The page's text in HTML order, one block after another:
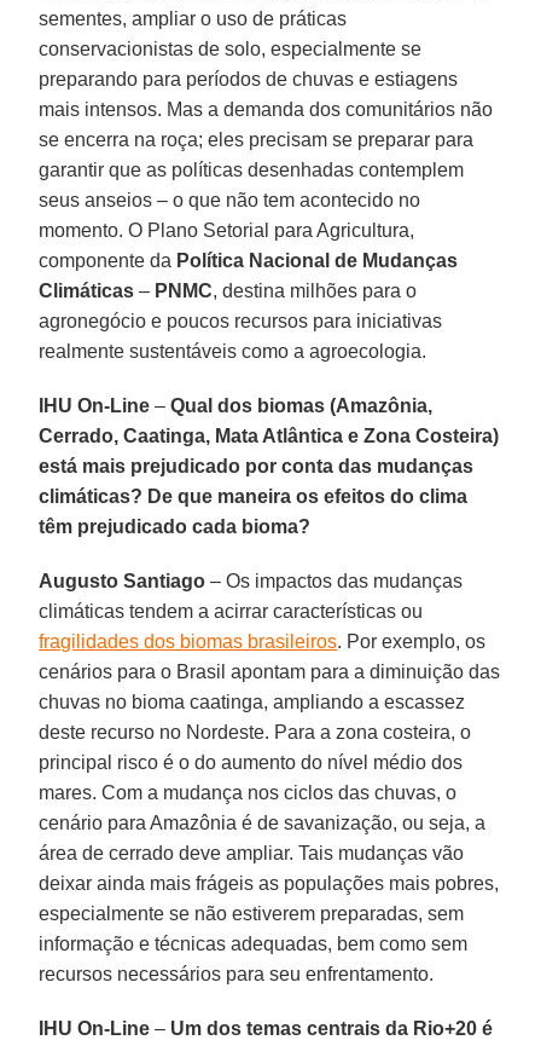
sementes, ampliar o uso de práticas
conservacionistas de solo, especialmente se
preparando para períodos de chuvas e estiagens
mais intensos. Mas a demanda dos comunitários não
se encerra na roça; eles precisam se preparar para
garantir que as políticas desenhadas contemplem
seus anseios – o que não tem acontecido no
momento. O Plano Setorial para Agricultura,
componente da Política Nacional de Mudanças
Climáticas– PNMC, destina milhões para o
agronegócio e poucos recursos para iniciativas
realmente sustentáveis como a agroecologia.
IHU On-Line– Qual dos biomas (Amazônia,
Cerrado, Caatinga, Mata Atlântica e Zona Costeira)
está mais prejudicado por conta das mudanças
climáticas? De que maneira os efeitos do clima
têm prejudicado cada bioma?
Augusto Santiago– Os impactos das mudanças
climáticas tendem a acirrar características ou
fragilidades dos biomas brasileiros. Por exemplo, os
cenários para o Brasil apontam para a diminuição das
chuvas no bioma caatinga, ampliando a escassez
deste recurso no Nordeste. Para a zona costeira, o
principal risco é o do aumento do nível médio dos
mares. Com a mudança nos ciclos das chuvas, o
cenário para Amazônia é de savanização, ou seja, a
área de cerrado deve ampliar. Tais mudanças vão
deixar ainda mais frágeis as populações mais pobres,
especialmente se não estiverem preparadas, sem
informação e técnicas adequadas, bem como sem
recursos necessários para seu enfrentamento.
IHU On-Line– Um dos temas centrais da Rio+20 é